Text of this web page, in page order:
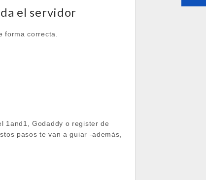
el servidor
forma correcta.
1and1, Godaddy o register de
pasos te van a guiar -además,